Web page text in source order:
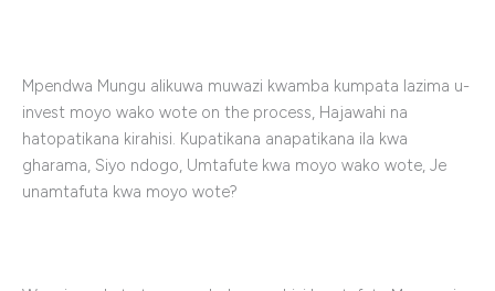
Mpendwa Mungu alikuwa muwazi kwamba kumpata lazima u-
invest moyo wako wote on the process, Hajawahi na
hatopatikana kirahisi. Kupatikana anapatikana ila kwa
gharama, Siyo ndogo, Umtafute kwa moyo wako wote, Je
unamtafuta kwa moyo wote?